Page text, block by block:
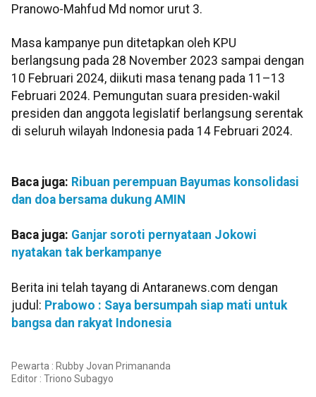
Pranowo-Mahfud Md nomor urut 3.
Masa kampanye pun ditetapkan oleh KPU
berlangsung pada 28 November 2023 sampai dengan
10 Februari 2024, diikuti masa tenang pada 11–13
Februari 2024. Pemungutan suara presiden-wakil
presiden dan anggota legislatif berlangsung serentak
di seluruh wilayah Indonesia pada 14 Februari 2024.
Baca juga: Ribuan perempuan Bayumas konsolidasi
dan doa bersama dukung AMIN
Baca juga: Ganjar soroti pernyataan Jokowi
nyatakan tak berkampanye
Berita ini telah tayang di Antaranews.com dengan
judul: Prabowo : Saya bersumpah siap mati untuk
bangsa dan rakyat Indonesia
Pewarta : Rubby Jovan Primananda
Editor : Triono Subagyo